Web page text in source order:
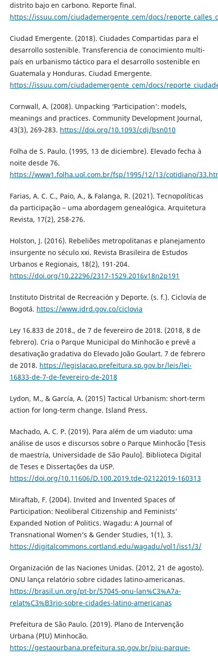
distrito bajo en carbono. Reporte final.
https://issuu.com/ciudademergente_cem/docs/
Ciudad Emergente. (2018). Ciudades Compartidas para el
desarrollo sostenible. Transferencia de conocimiento multi-
país en urbanismo táctico para el desarrollo sostenible en
Guatemala y Honduras. Ciudad Emergente.
https://issuu.com/ciudademergente_cem/docs/
Cornwall, A. (2008). Unpacking ‘Participation’: models,
meanings and practices. Community Development Journal,
43(3), 269-283. https://doi.org/10.1093/cdj/bsn010
Folha de S. Paulo. (1995, 13 de diciembre). Elevado fecha à
noite desde 76.
https://www1.folha.uol.com.br/fsp/1995/12/13/cotidiano/
Farias, A. C. C., Paio, A., & Falanga, R. (2021). Tecnopolíticas
da participação – uma abordagem genealógica. Arquitetura
Revista, 17(2), 258-276.
Holston, J. (2016). Rebeliões metropolitanas e planejamento
insurgente no século xxi. Revista Brasileira de Estudos
Urbanos e Regionais, 18(2), 191-204.
https://doi.org/10.22296/2317-1529.2016v18n2p191
Instituto Distrital de Recreación y Deporte. (s. f.). Ciclovía de
Bogotá. https://www.idrd.gov.co/ciclovia
Ley 16.833 de 2018., de 7 de fevereiro de 2018. (2018, 8 de
febrero). Cria o Parque Municipal do Minhocão e prevê a
desativação gradativa do Elevado João Goulart. 7 de febrero
de 2018. https://legislacao.prefeitura.sp.gov.br/leis/lei-
16833-de-7-de-fevereiro-de-2018
Lydon, M., & García, A. (2015) Tactical Urbanism: short-term
action for long-term change. Island Press.
Machado, A. C. P. (2019). Para além de um viaduto: uma
análise de usos e discursos sobre o Parque Minhocão [Tesis
de maestría, Universidade de São Paulo]. Biblioteca Digital
de Teses e Dissertações da USP.
https://doi.org/10.11606/D.100.2019.tde-02122019-160313
Miraftab, F. (2004). Invited and Invented Spaces of
Participation: Neoliberal Citizenship and Feminists’
Expanded Notion of Politics. Wagadu: A Journal of
Transnational Women’s & Gender Studies, 1(1), 3.
https://digitalcommons.cortland.edu/wagadu/vol1/iss1/3/
Organización de las Naciones Unidas. (2012, 21 de agosto).
ONU lança relatório sobre cidades latino-americanas.
https://brasil.un.org/pt-br/57045-onu-lan%C3%A7a-
relat%C3%B3rio-sobre-cidades-latino-americanas
Prefeitura de São Paulo. (2019). Plano de Intervenção
Urbana (PIU) Minhocão.
https://gestaourbana.prefeitura.sp.gov.br/piu-parque-